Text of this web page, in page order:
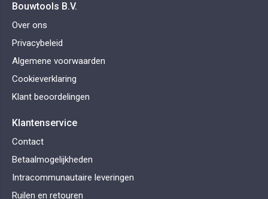
Bouwtools B.V.
Over ons
Privacybeleid
Algemene voorwaarden
Cookieverklaring
Klant beoordelingen
Klantenservice
Contact
Betaalmogelijkheden
Intracommunautaire leveringen
Ruilen en retouren